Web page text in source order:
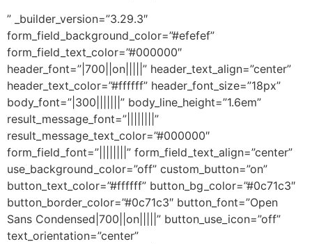
” _builder_version=”3.29.3″
form_field_background_color=”#efefef”
form_field_text_color=”#000000″
header_font=”|700||on|||||” header_text_align=”center”
header_text_color=”#ffffff” header_font_size=”18px”
body_font=”|300|||||||” body_line_height=”1.6em”
result_message_font=”||||||||”
result_message_text_color=”#000000″
form_field_font=”||||||||” form_field_text_align=”center”
use_background_color=”off” custom_button=”on”
button_text_color=”#ffffff” button_bg_color=”#0c71c3″
button_border_color=”#0c71c3″ button_font=”Open
Sans Condensed|700||on|||||” button_use_icon=”off”
text_orientation=”center”